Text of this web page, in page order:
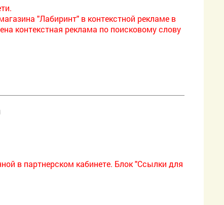
"Лабиринт" в контекстной рекламе в
контекстная реклама по поисковому слову
в партнерском кабинете. Блок "Ссылки для